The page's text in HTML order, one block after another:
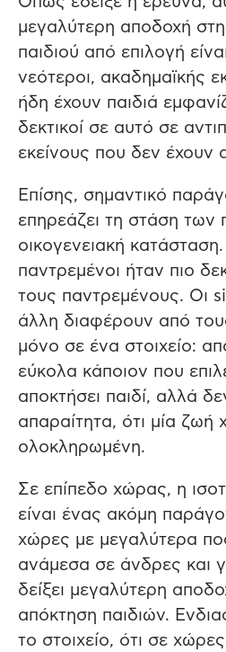
μεγαλύτερη αποδοχή
παιδιού από επιλογή
νεότεροι, ακαδημαϊκής
ήδη έχουν παιδιά
δεκτικοί σε αυτό σε
εκείνους που δεν έχουν
Επίσης, σημαντικό
επηρεάζει τη στάση των
οικογενειακή
παντρεμένοι ήταν πιο
τους παντρεμένους. Οι
άλλη διαφέρουν από
μόνο σε ένα στοιχείο:
εύκολα κάποιον που
αποκτήσει παιδί, αλλά
απαραίτητα, ότι μία ζωή
ολοκληρωμένη.
Σε επίπεδο χώρας, η
είναι ένας ακόμη
χώρες με μεγαλύτερα
ανάμεσα σε άνδρες και
δείξει μεγαλύτερη
απόκτηση παιδιών.
το στοιχείο, ότι σε